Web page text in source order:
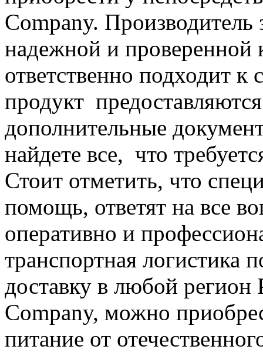
Company. Производитель
надежной и проверенной
ответственно подходит
продукт
дополнительные
найдете все, что
Стоит отметить, что
помощь, ответят на все
оперативно и
транспортная логистика
доставку в любой
Company, можно
питание от